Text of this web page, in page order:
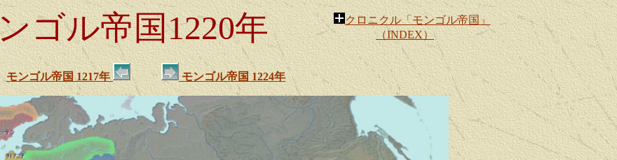
ゴル帝国1220年
クロニクル「モンゴル帝国」
（INDEX）
モンゴル帝国 1217年 モンゴル帝国 1224年